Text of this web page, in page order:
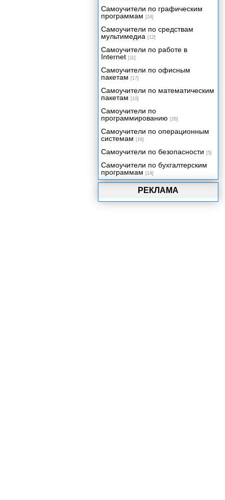
РЕКЛАМА
Приложение В. Операционные
системы.
Приложение Г. Основные
клавиатурные комбинации в
Maya.
Самоучители по графическим
программам [24]
Самоучители по средствам
мультимедиа [12]
Самоучители по работе в
Internet [11]
Самоучители по офисным
пакетам [17]
Самоучители по математическим
пакетам [10]
Самоучители по
программированию [26]
Самоучители по операционным
системам [16]
Самоучители по безопасности [5]
Самоучители по бухгалтерским
программам [14]